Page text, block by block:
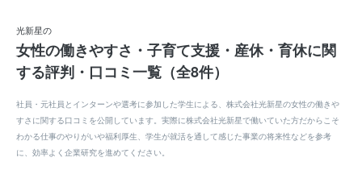
光新星の
女性の働きやすさ・子育て支援・産休・育休に関
する評判・口コミ一覧（全8件）
社員・元社員とインターンや選考に参加した学生による、株式会社光新星の女性の働きや
すさに関する口コミを公開しています。実際に株式会社光新星で働いていた方だからこそ
わかる仕事のやりがいや福利厚生、学生が就活を通して感じた事業の将来性などを参考
に、効率よく企業研究を進めてください。